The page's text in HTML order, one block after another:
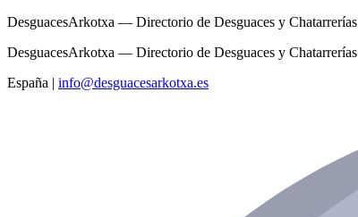
DesguacesArkotxa — Directorio de Desguaces y Chatarrerías
DesguacesArkotxa — Directorio de Desguaces y Chatarrerías
España | info@desguacesarkotxa.es